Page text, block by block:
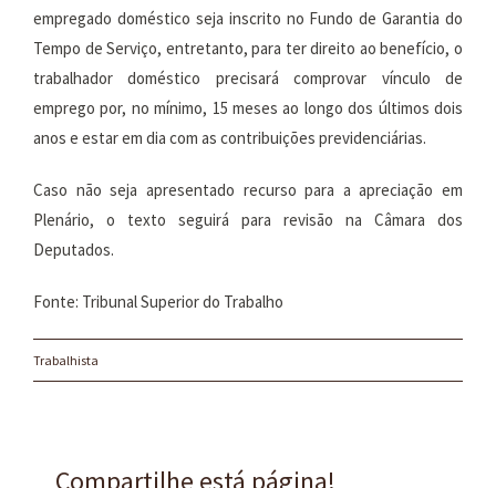
empregado doméstico seja inscrito no Fundo de Garantia do
Tempo de Serviço, entretanto, para ter direito ao benefício, o
trabalhador doméstico precisará comprovar vínculo de
emprego por, no mínimo, 15 meses ao longo dos últimos dois
anos e estar em dia com as contribuições previdenciárias.
Caso não seja apresentado recurso para a apreciação em
Plenário, o texto seguirá para revisão na Câmara dos
Deputados.
Fonte: Tribunal Superior do Trabalho
Trabalhista
Compartilhe está página!